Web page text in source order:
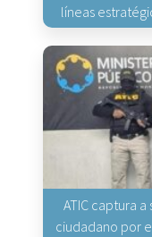
líneas
ATIC captura
ciudadano por